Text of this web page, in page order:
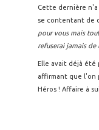
Cette dernière n'a
se contentant de
pour vous mais
refuserai jamais de
Elle avait déjà été
affirmant que l'on
Héros ! Affaire à